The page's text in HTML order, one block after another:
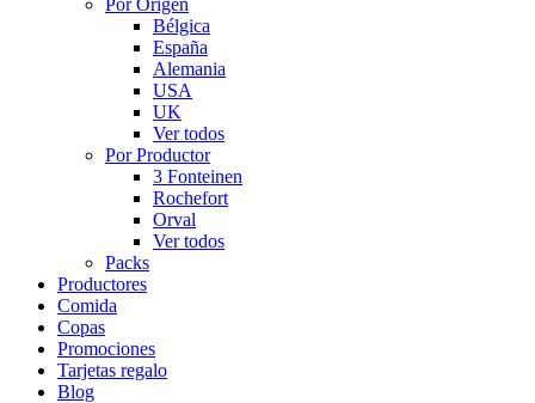
Por Origen
Bélgica
España
Alemania
USA
UK
Ver todos
Por Productor
3 Fonteinen
Rochefort
Orval
Ver todos
Packs
Productores
Comida
Copas
Promociones
Tarjetas regalo
Blog